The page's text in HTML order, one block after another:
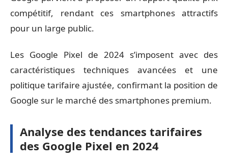
compétitif, rendant ces smartphones attractifs
pour un large public.
Les Google Pixel de 2024 s’imposent avec des
caractéristiques techniques avancées et une
politique tarifaire ajustée, confirmant la position de
Google sur le marché des smartphones premium.
Analyse des tendances tarifaires
des Google Pixel en 2024